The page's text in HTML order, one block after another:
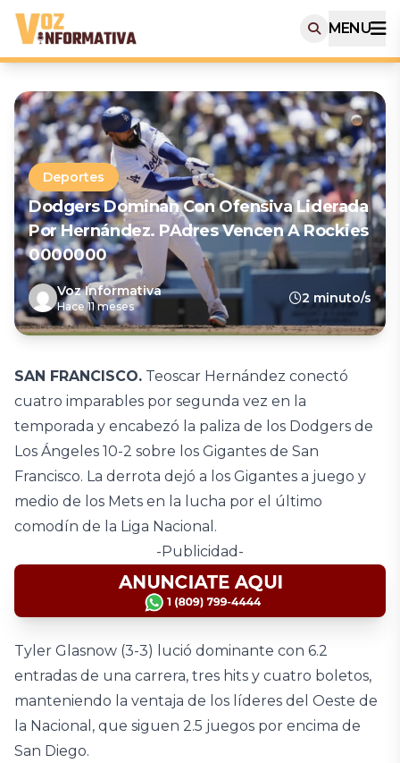
MENU
Deportes
Dodgers Dominan Con Ofensiva Liderada
Por Hernández. PAdres Vencen A Rockies
0000000
Voz Informativa
Hace 11 meses
2 minuto/s
SAN FRANCISCO. Teoscar Hernández conectó
cuatro imparables por segunda vez en la
temporada y encabezó la paliza de los Dodgers de
Los Ángeles 10-2 sobre los Gigantes de San
Francisco. La derrota dejó a los Gigantes a juego y
medio de los Mets en la lucha por el último
comodín de la Liga Nacional.
-Publicidad-
Tyler Glasnow (3-3) lució dominante con 6.2
entradas de una carrera, tres hits y cuatro boletos,
manteniendo la ventaja de los líderes del Oeste de
la Nacional, que siguen 2.5 juegos por encima de
San Diego.